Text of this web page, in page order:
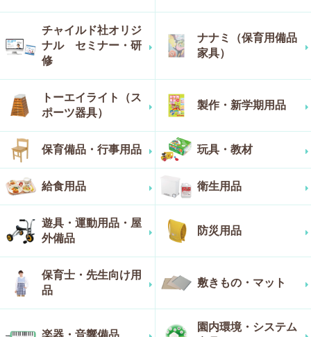
チャイルド社オリジ
ナル セミナー・研
修
ナナミ（保育用備品
家具）
トーエイライト（ス
ポーツ器具）
製作・新学期用品
保育備品・行事用品 玩具・教材
給食用品 衛生用品
遊具・運動用品・屋
外備品
防災用品
保育士・先生向け用
品
敷きもの・マット
楽器・音響備品
園内環境・システム